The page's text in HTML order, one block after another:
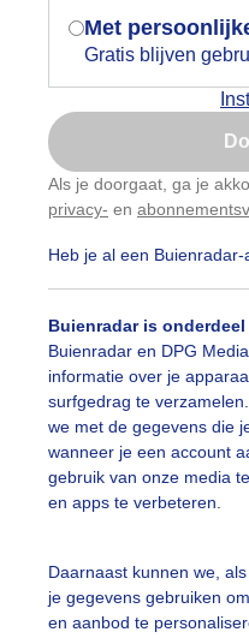
Met
Gratis blijven
Als je doorgaat, ga je
privacy- en
Heb je al een
Buienradar is onderdeel
Buienradar en DPG
informatie over je
surfgedrag te
we met de gegevens die
wanneer je een account
gebruik van onze media
en apps te verbeteren.
Daarnaast kunnen we,
je gegevens gebruiken
en aanbod te
Een
##terras
#duinen #fietser
#hittegolf #kinderen
#maan
#opklaringen
alle categorieën
vragen
je browser
Is goed,
Nu niet,
Gebruik je Safari en
Klikhierom